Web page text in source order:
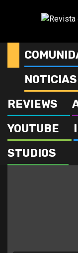
NOTICIAS
REVIEWS
YOUTUBE
STUDIOS
HBO Max